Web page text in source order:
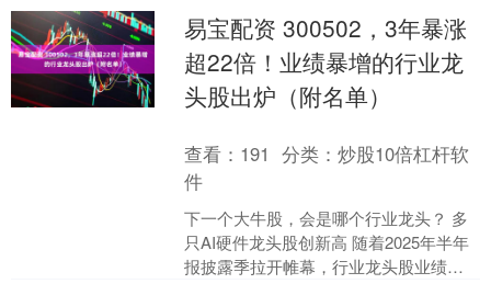
机接口概念活跃 ....
易宝配资 300502，3年暴涨
超22倍！业绩暴增的行业龙
头股出炉（附名单）
查看： 191 分类：炒股10倍杠杆软
件
下一个大牛股，会是哪个行业龙头？ 多
只AI硬件龙头股创新高 随着2025年半年
报披露季拉开帷幕，行业龙头股业绩数